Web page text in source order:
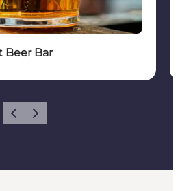
Beer Bar
ForrigeNeste